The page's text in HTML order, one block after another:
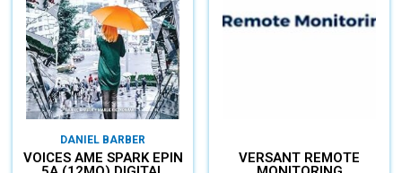
DANIEL BARBER
VOICES AME SPARK EPIN
VERSANT REMOTE